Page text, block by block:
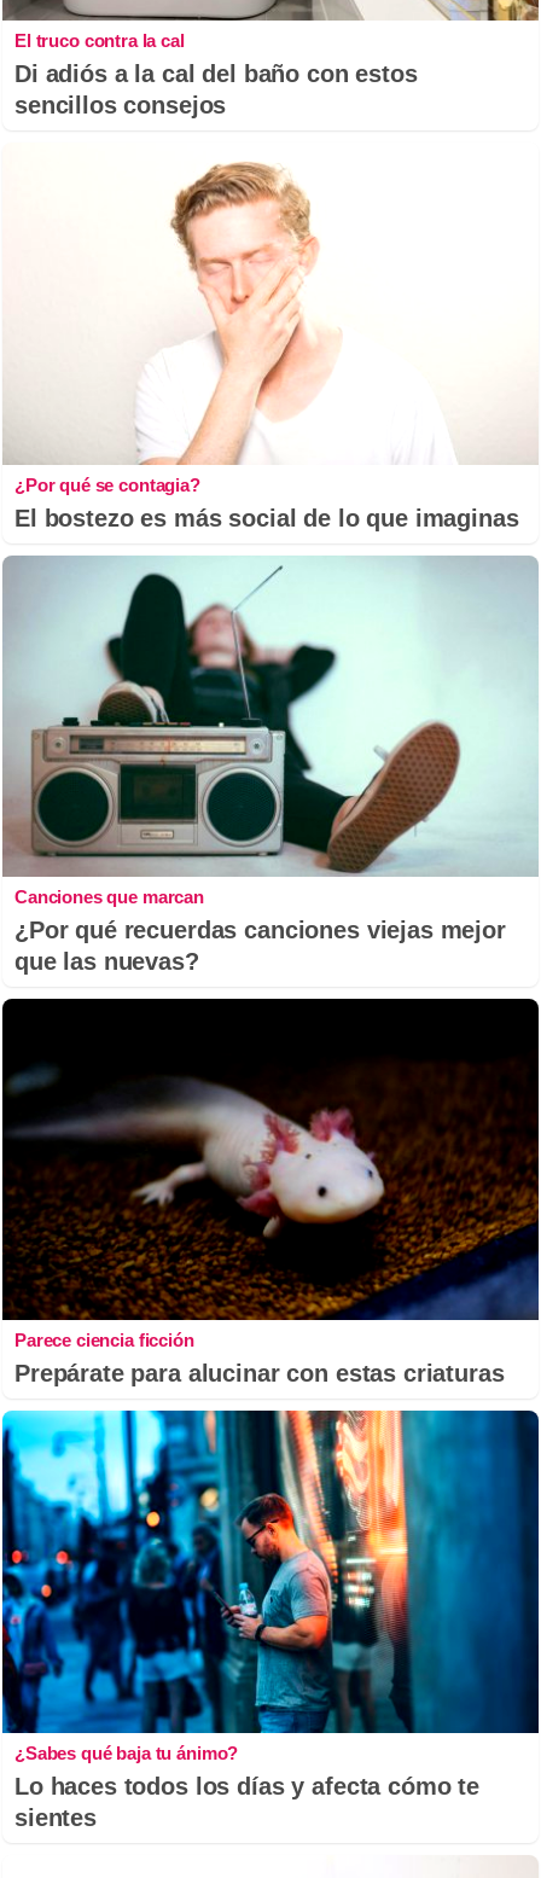
El truco contra la cal
Di adiós a la cal del baño con estos
sencillos consejos
¿Por qué se contagia?
El bostezo es más social de lo que imaginas
Canciones que marcan
¿Por qué recuerdas canciones viejas mejor
que las nuevas?
Parece ciencia ficción
Prepárate para alucinar con estas criaturas
¿Sabes qué baja tu ánimo?
Lo haces todos los días y afecta cómo te
sientes